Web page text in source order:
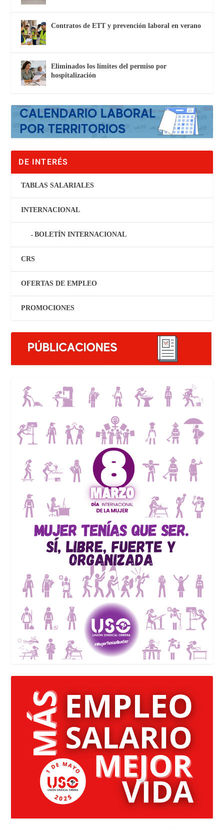
Contratos de ETT y prevención laboral en verano
Eliminados los límites del permiso por
hospitalización
DE INTERÉS
TABLAS SALARIALES
INTERNACIONAL
BOLETÍN INTERNACIONAL
CRS
OFERTAS DE EMPLEO
PROMOCIONES